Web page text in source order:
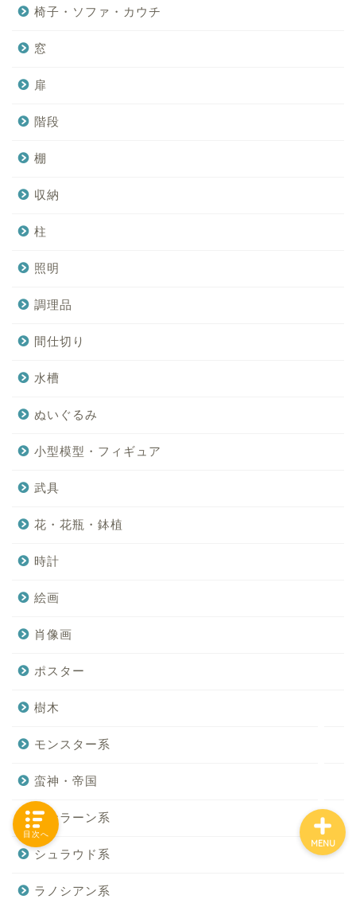
椅子・ソファ・カウチ
窓
扉
階段
棚
収納
柱
照明
調理品
間仕切り
水槽
ぬいぐるみ
小型模型・フィギュア
武具
花・花瓶・鉢植
時計
絵画
肖像画
ポスター
樹木
モンスター系
蛮神・帝国
ザナラーン系
シュラウド系
ラノシアン系
MENU
目次へ